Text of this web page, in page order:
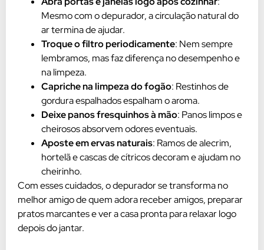
Mesmo com o depurador, a circulação natural do
ar termina de ajudar.
Troque o filtro periodicamente: Nem sempre
lembramos, mas faz diferença no desempenho e
na limpeza.
Capriche na limpeza do fogão: Restinhos de
gordura espalhados espalham o aroma.
Deixe panos fresquinhos à mão: Panos limpos e
cheirosos absorvem odores eventuais.
Aposte em ervas naturais: Ramos de alecrim,
hortelã e cascas de cítricos decoram e ajudam no
cheirinho.
Com esses cuidados, o depurador se transforma no
melhor amigo de quem adora receber amigos, preparar
pratos marcantes e ver a casa pronta para relaxar logo
depois do jantar.